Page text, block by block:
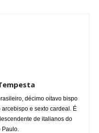
décimo oitavo bispo
e sexto cardeal. É
de italianos do